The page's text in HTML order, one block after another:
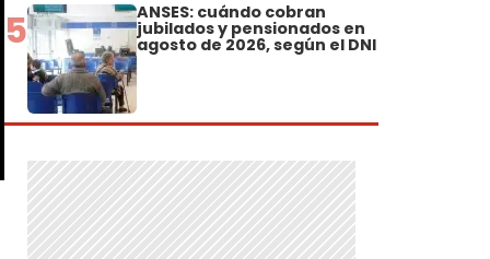
5 ANSES: cuándo cobran
jubilados y pensionados en
agosto de 2026, según el DNI